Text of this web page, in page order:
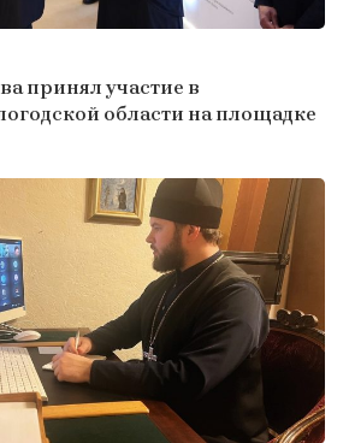
принял участие в
области на площадке